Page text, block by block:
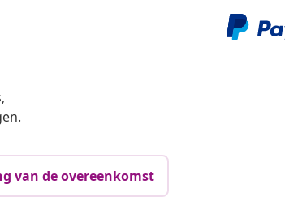
van de overeenkomst